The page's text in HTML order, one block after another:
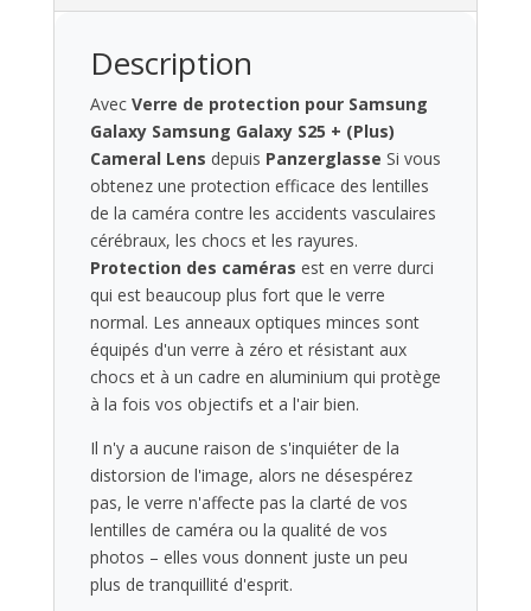
des
Samsung
Galaxy
(plus)
Panzerglass
Hoops
Protection
caméras
Description
AvecVerre de protection pour Samsung
Galaxy Samsung Galaxy S25 + (Plus)
Cameral Lens depuis Panzerglasse Si vous
obtenez une protection efficace des lentilles
de la caméra contre les accidents vasculaires
cérébraux, les chocs et les rayures.
Protection des caméras est en verre durci
qui est beaucoup plus fort que le verre
normal. Les anneaux optiques minces sont
équipés d'un verre à zéro et résistant aux
chocs et à un cadre en aluminium qui protège
à la fois vos objectifs et a l'air bien.
Il n'y a aucune raison de s'inquiéter de la
distorsion de l'image, alors ne désespérez
pas, le verre n'affecte pas la clarté de vos
lentilles de caméra ou la qualité de vos
photos – elles vous donnent juste un peu
plus de tranquillité d'esprit.